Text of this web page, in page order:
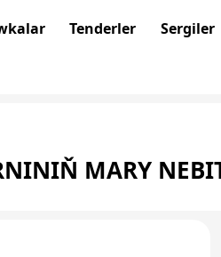
Tenderler Sergiler
MARY